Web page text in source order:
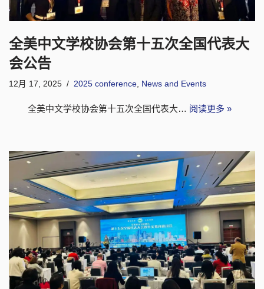
全美中文学校协会第十五次全国代表大
会公告
12月 17, 2025 2025 conference News and Events
全美中文学校协会第十五次全国代表大… 阅读更多 »